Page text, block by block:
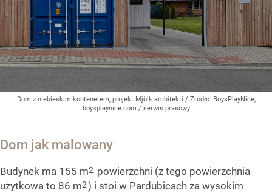
Dom z niebieskim kontenerem, projekt Mjölk architekti / Źródło: BoysPlayNice,
boysplaynice.com / serwis prasowy
Dom jak malowany
Budynek ma 155 m2 powierzchni (z tego powierzchnia
użytkowa to 86 m2) i stoi w Pardubicach za wysokim